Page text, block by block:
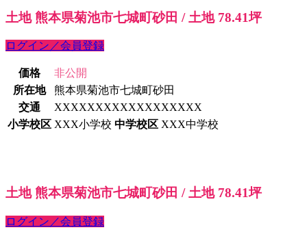
土地 熊本県菊池市七城町砂田 / 土地 78.41坪
ログイン／会員登録
価格
非公開
所在地
熊本県菊池市七城町砂田
交通
XXXXXXXXXXXXXXXXXX
小学校区 XXX小学校 中学校区 XXX中学校
土地 熊本県菊池市七城町砂田 / 土地 78.41坪
ログイン／会員登録